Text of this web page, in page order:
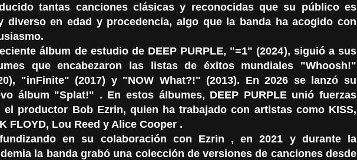
tantas canciones clásicas y reconocidas que su público es
diverso en edad y procedencia, algo que la banda ha acogido con
álbum de estudio de DEEP PURPLE, "=1" (2024), siguió a sus
que encabezaron las listas de éxitos mundiales "Whoosh!"
"inFinite" (2017) y "NOW What?!" (2013). En 2026 se lanzó su
álbum "Splat!" . En estos álbumes, DEEP PURPLE unió fuerzas
el productor Bob Ezrin, quien ha trabajado con artistas como KISS,
FLOYD, Lou Reed y Alice Cooper .
en su colaboración con Ezrin , en 2021 y durante la
la banda grabó una colección de versiones de canciones desde